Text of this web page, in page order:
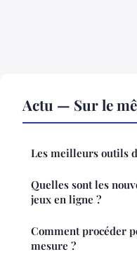
Actu — Sur le
Les meilleurs outils
Quelles sont les
jeux en ligne ?
Comment procéder
mesure ?